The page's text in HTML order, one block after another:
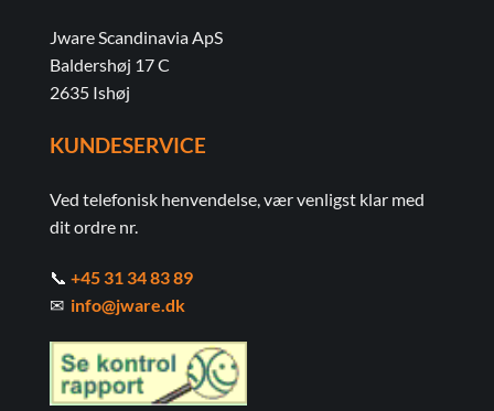
Jware Scandinavia ApS
Baldershøj 17 C
2635 Ishøj
KUNDESERVICE
Ved telefonisk henvendelse, vær venligst klar med
dit ordre nr.
📞 +45 31 34 83 89
✉ info@jware.dk